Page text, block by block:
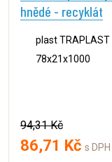
hnědé - recyklát
plast
78x21x1000
94,31 Kč
86,71 Kč s